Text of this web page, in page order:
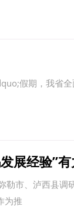
假期，我省全
展经验”
市、泸西县调
为推